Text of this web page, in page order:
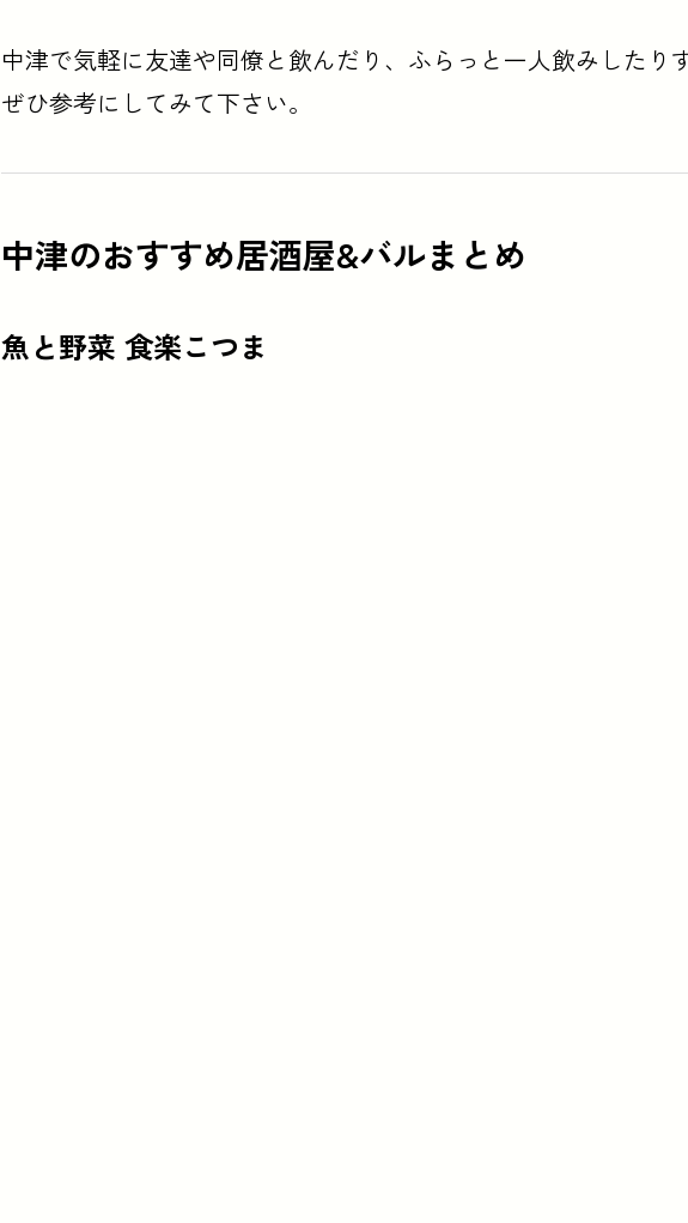
中津で気軽に友達や同僚と飲んだり、ふらっと一人飲みしたり
ぜひ参考にしてみて下さい。
中津のおすすめ居酒屋&バルまとめ
魚と野菜 食楽こつま